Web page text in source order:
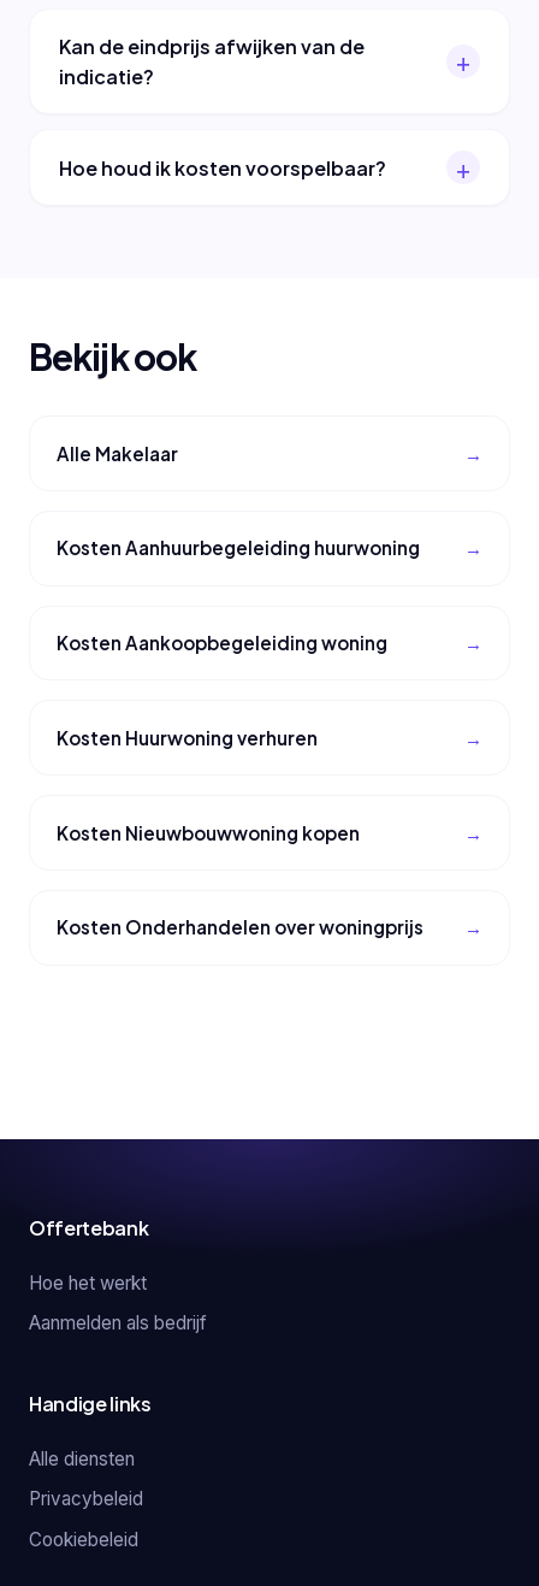
Kan de eindprijs afwijken van de
indicatie?
Hoe houd ik kosten voorspelbaar?
Bekijk ook
Alle Makelaar
Kosten Aanhuurbegeleiding huurwoning
Kosten Aankoopbegeleiding woning
Kosten Huurwoning verhuren
Kosten Nieuwbouwwoning kopen
Kosten Onderhandelen over woningprijs
Offertebank
Hoe het werkt
Aanmelden als bedrijf
Handige links
Alle diensten
Privacybeleid
Cookiebeleid